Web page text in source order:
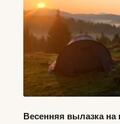
Весенняя вылазка на